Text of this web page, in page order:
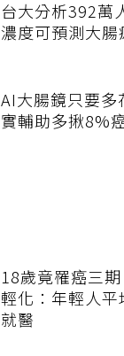
台大分析392萬
濃度可預測大腸
AI大腸鏡只要
實輔助多揪8%
18歲竟罹癌三
輕化：年輕人
就醫